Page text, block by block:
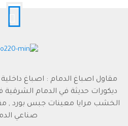
مقاول اصباغ الدمام : اصباغ
ديكورات حديثة في الدمام الشرقية
الخشب مرايا معينات جبس بورد ,
صناعي